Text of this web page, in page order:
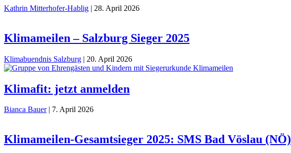
Kathrin Mitterhofer-Hablig | 28. April 2026
Klimameilen – Salzburg Sieger 2025
Klimabuendnis Salzburg | 20. April 2026
Klimafit: jetzt anmelden
Bianca Bauer 7. April 2026
Klimameilen-Gesamtsieger 2025: SMS Bad Vöslau (NÖ)